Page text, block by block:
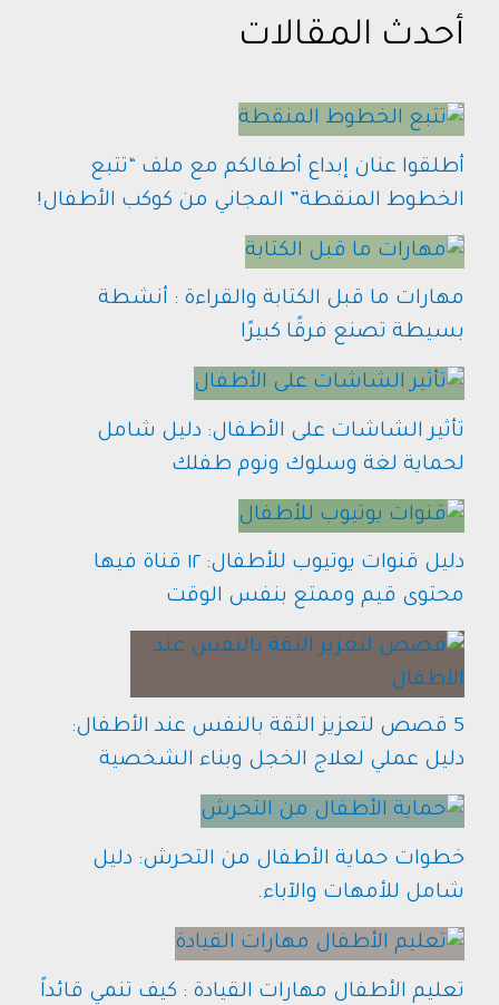
أحدث المقالات
أطلقوا عنان إبداع أطفالكم مع ملف “تتبع
الخطوط المنقطة” المجاني من كوكب الأطفال!
مهارات ما قبل الكتابة والقراءة : أنشطة
بسيطة تصنع فرقًا كبيرًا
تأثير الشاشات على الأطفال: دليل شامل
لحماية لغة وسلوك ونوم طفلك
دليل قنوات يوتيوب للأطفال: ١٢ قناة فيها
محتوى قيم وممتع بنفس الوقت
5 قصص لتعزيز الثقة بالنفس عند الأطفال:
دليل عملي لعلاج الخجل وبناء الشخصية
خطوات حماية الأطفال من التحرش: دليل
شامل للأمهات والآباء.
تعليم الأطفال مهارات القيادة : كيف تنمي قائداً